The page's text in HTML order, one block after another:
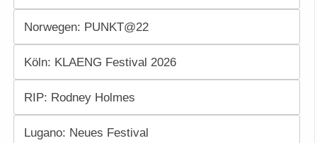
Norwegen: PUNKT@22
Köln: KLAENG Festival 2026
RIP: Rodney Holmes
Lugano: Neues Festival